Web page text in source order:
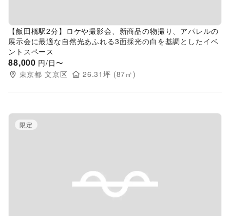
【飯田橋駅2分】ロケや撮影会、新商品の物撮り、アパレルの
展示会に最適な自然光あふれる3面採光の白を基調としたイベ
ントスペース
88,000 円/日〜
東京都 文京区 26.31坪 (87㎡)
Previous slide
限定